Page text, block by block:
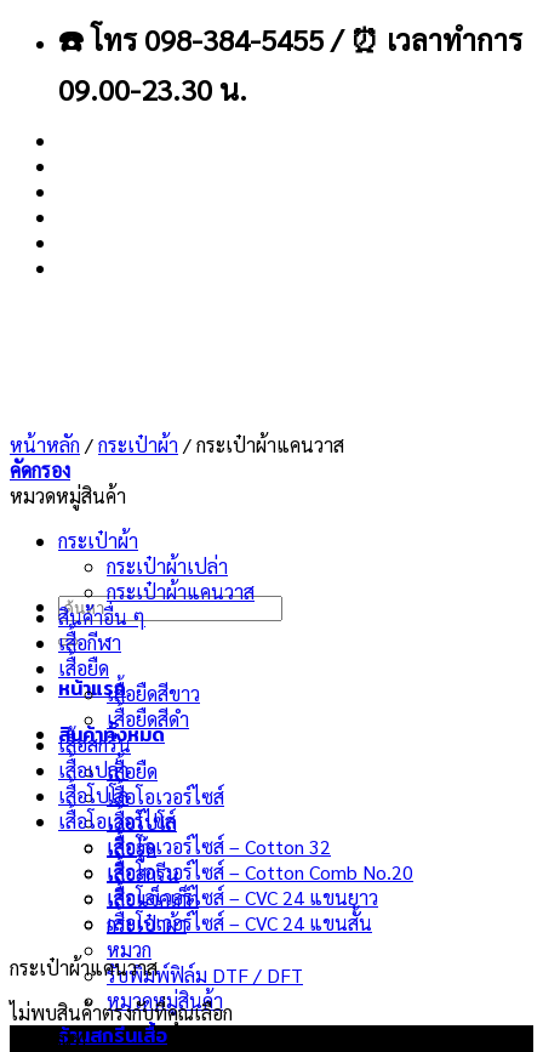
เนื้อหา
☎️ โทร 098-384-5455 / ⏰ เวลาทำการ
09.00-23.30 น.
ค้นหา:
หน้าแรก
สินค้าทั้งหมด
เสื้อยืด
เสื้อโอเวอร์ไซส์
เสื้อโปโล
เสื้อฮู๊ด
เสื้อสกรีน
เสื้อแจ็คเก็ต
กระเป๋าผ้า
หมวก
รับพิมพ์ฟิล์ม DTF / DFT
หมวดหมู่สินค้า
ร้านสกรีนเสื้อ
หน้าหลัก /กระเป๋าผ้า /กระเป๋าผ้าแคนวาส
คัดกรอง
หมวดหมู่สินค้า
กระเป๋าผ้า
กระเป๋าผ้าเปล่า
กระเป๋าผ้าแคนวาส
สินค้าอื่น ๆ
เสื้อกีฬา
เสื้อยืด
เสื้อยืดสีขาว
เสื้อยืดสีดำ
เสื้อสกรีน
เสื้อเปล่า
เสื้อโปโล
เสื้อโอเวอร์ไซส์
เสื้อโอเวอร์ไซส์ – Cotton 32
เสื้อโอเวอร์ไซส์ – Cotton Comb No.20
เสื้อโอเวอร์ไซส์ – CVC 24 แขนยาว
เสื้อโอเวอร์ไซส์ – CVC 24 แขนสั้น
กระเป๋าผ้าแคนวาส
ไม่พบสินค้าตรงกับที่คุณเลือก
ผลิตภัณฑ์